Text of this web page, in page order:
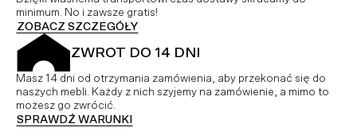
minimum. No i zawsze gratis!
ZOBACZ SZCZEGÓŁY
ZWROT DO 14 DNI
Masz 14 dni od otrzymania zamówienia, aby przekonać się do
naszych mebli. Każdy z nich szyjemy na zamówienie, a mimo to
możesz go zwrócić.
SPRAWDŹ WARUNKI